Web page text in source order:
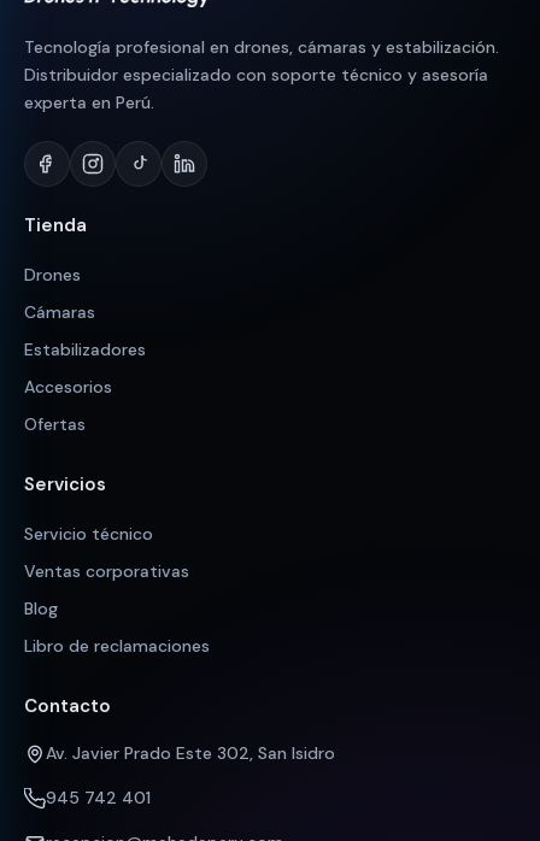
Tecnología profesional en drones, cámaras y estabilización.
Distribuidor especializado con soporte técnico y asesoría
experta en Perú.
Tienda
Drones
Cámaras
Estabilizadores
Accesorios
Ofertas
Servicios
Servicio técnico
Ventas corporativas
Blog
Libro de reclamaciones
Contacto
Av. Javier Prado Este 302, San Isidro
945 742 401